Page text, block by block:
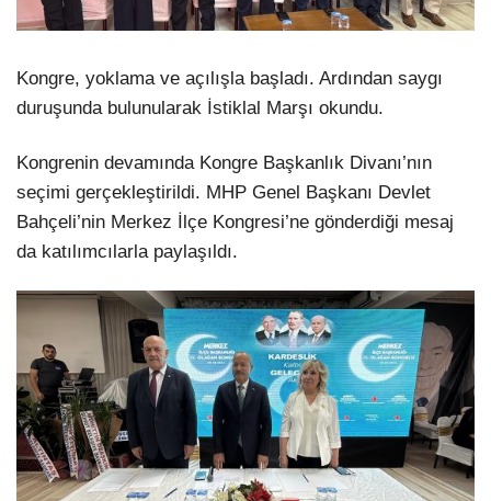
Kongre, yoklama ve açılışla başladı. Ardından saygı
duruşunda bulunularak İstiklal Marşı okundu.
Kongrenin devamında Kongre Başkanlık Divanı’nın
seçimi gerçekleştirildi. MHP Genel Başkanı Devlet
Bahçeli’nin Merkez İlçe Kongresi’ne gönderdiği mesaj
da katılımcılarla paylaşıldı.